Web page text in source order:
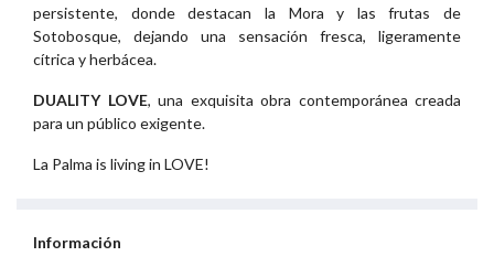
persistente, donde destacan la Mora y las frutas de
Sotobosque, dejando una sensación fresca, ligeramente
cítrica y herbácea.
DUALITY LOVE, una exquisita obra contemporánea creada
para un público exigente.
La Palma is living in LOVE!
Información